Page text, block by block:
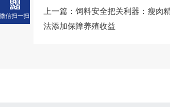
上一篇：饲料安全把关利器：瘦肉
法添加保障养殖收益
微信扫一扫